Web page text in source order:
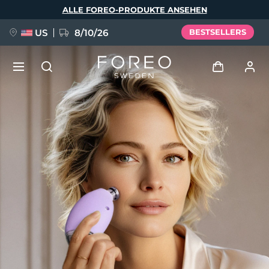
ALLE FOREO-PRODUKTE ANSEHEN
US 8/10/26 BESTSELLERS
Anmelden
Benutzerkonto
Meine Geräte
Meine Bestellungen
Meine Adressen
Meine Abonnements
FAQ™ Pure Beauty-Tech Elixir
BREAKING NEWS
issa™ Teeth Whitening Set
Sprache
English Deutsch
Español
Français
Italiano
Português
Svenska
Русский
简体中文 繁體中文